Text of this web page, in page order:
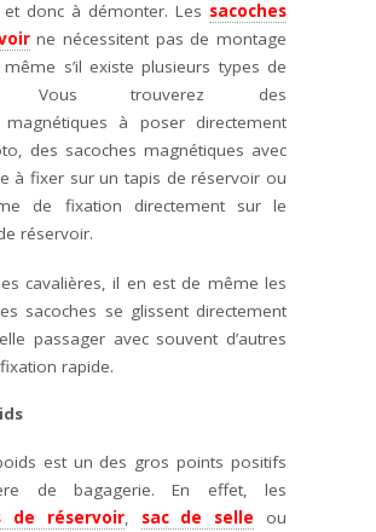
donc à démonter. Les sacoches
ne nécessitent pas de montage
même s’il existe plusieurs types de
Vous trouverez des
magnétiques à poser directement
des sacoches magnétiques avec
à fixer sur un tapis de réservoir ou
de fixation directement sur le
réservoir.
cavalières, il en est de même les
sacoches se glissent directement
passager avec souvent d’autres
rapide.
est un des gros points positifs
de bagagerie. En effet, les
de réservoir, sac de selle ou